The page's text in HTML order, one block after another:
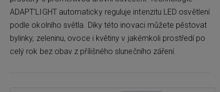
ADAPT'LIGHT automaticky reguluje intenzitu LED osvětlení
podle okolního světla. Díky této inovaci můžete pěstovat
bylinky, zeleninu, ovoce i květiny v jakémkoli prostředí po
celý rok bez obav z přílišného slunečního záření.